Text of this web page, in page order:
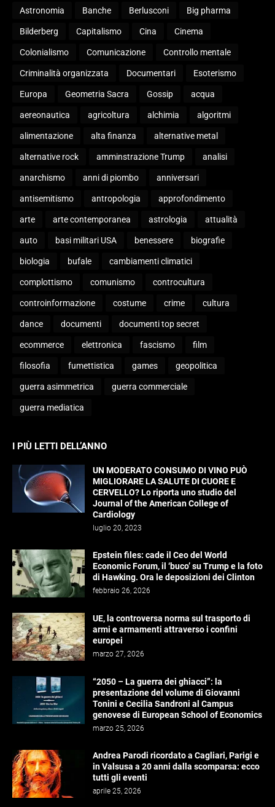
Astronomia Banche Berlusconi Big pharma
Bilderberg Capitalismo Cina Cinema
Colonialismo Comunicazione Controllo mentale
Criminalità organizzata Documentari Esoterismo
Europa Geometria Sacra Gossip acqua
aereonautica agricoltura alchimia algoritmi
alimentazione alta finanza alternative metal
alternative rock amminstrazione Trump analisi
anarchismo anni di piombo anniversari
antisemitismo antropologia approfondimento
arte arte contemporanea astrologia attualità
auto basi militari USA benessere biografie
biologia bufale cambiamenti climatici
complottismo comunismo controcultura
controinformazione costume crime cultura
dance documenti documenti top secret
ecommerce elettronica fascismo film
filosofia fumettistica games geopolitica
guerra asimmetrica guerra commerciale
guerra mediatica
I PIÙ LETTI DELL’ANNO
UN MODERATO CONSUMO DI VINO PUÒ
MIGLIORARE LA SALUTE DI CUORE E
CERVELLO? Lo riporta uno studio del
Journal of the American College of
Cardiology
luglio 20, 2023
Epstein files: cade il Ceo del World
Economic Forum, il ‘buco’ su Trump e la foto
di Hawking. Ora le deposizioni dei Clinton
febbraio 26, 2026
UE, la controversa norma sul trasporto di
armi e armamenti attraverso i confini
europei
marzo 27, 2026
“2050 – La guerra dei ghiacci”: la
presentazione del volume di Giovanni
Tonini e Cecilia Sandroni al Campus
genovese di European School of Economics
marzo 25, 2026
Andrea Parodi ricordato a Cagliari, Parigi e
in Valsusa a 20 anni dalla scomparsa: ecco
tutti gli eventi
aprile 25, 2026